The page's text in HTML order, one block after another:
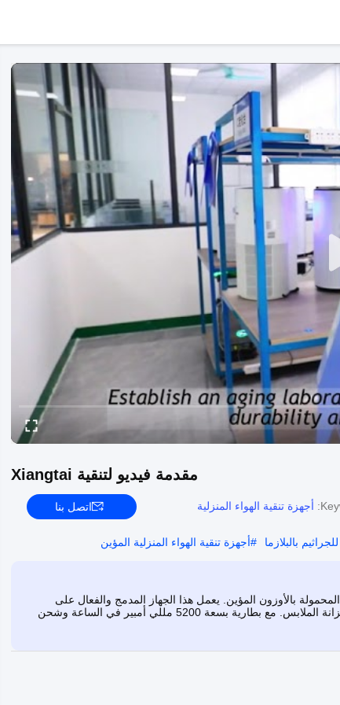
مقدمة فيديو لتنقية Xiangtai
أجهزة تنقية الهواء المنزلية اتصل بنا
بالبلازما #أجهزة تنقية الهواء المنزلية المؤين
اكتشف جهاز تنقية الهواء بثلاجة Xiangtai Purification DC 5V Home Mini المحمولة بالأوزون المؤين. يعمل هذا الجهاز المدمج والفعال على
التخلص من الروائح الكريهة وتعقيم وتنقية الهواء في الثلاجة أو السيارة أو خزانة الملابس. مع بطارية بسعة 5200 مللي أمبير في الساعة وشحن